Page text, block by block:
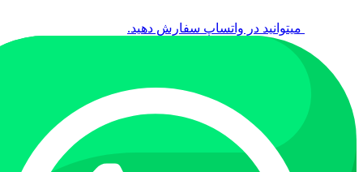
میتوانید در واتساپ سفارش دهید.